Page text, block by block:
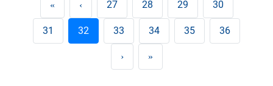
27 28 29 30
31 32 33 34 35 36